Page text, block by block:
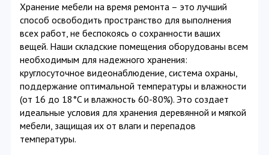
Хранение мебели на время ремонта – это лучший
способ освободить пространство для выполнения
всех работ, не беспокоясь о сохранности ваших
вещей. Наши складские помещения оборудованы всем
необходимым для надежного хранения:
круглосуточное видеонаблюдение, система охраны,
поддержание оптимальной температуры и влажности
(от 16 до 18°C и влажность 60-80%). Это создает
идеальные условия для хранения деревянной и мягкой
мебели, защищая их от влаги и перепадов
температуры.